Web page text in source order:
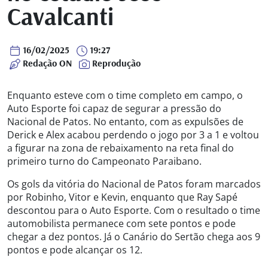
Cavalcanti
16/02/2025
19:27
Redação ON
Reprodução
Enquanto esteve com o time completo em campo, o
Auto Esporte foi capaz de segurar a pressão do
Nacional de Patos. No entanto, com as expulsões de
Derick e Alex acabou perdendo o jogo por 3 a 1 e voltou
a figurar na zona de rebaixamento na reta final do
primeiro turno do Campeonato Paraibano.
Os gols da vitória do Nacional de Patos foram marcados
por Robinho, Vitor e Kevin, enquanto que Ray Sapé
descontou para o Auto Esporte. Com o resultado o time
automobilista permanece com sete pontos e pode
chegar a dez pontos. Já o Canário do Sertão chega aos 9
pontos e pode alcançar os 12.